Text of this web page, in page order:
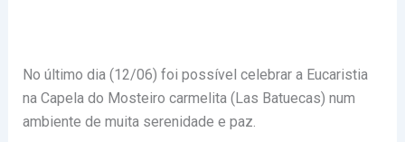
No último dia (12/06) foi possível celebrar a Eucaristia
na Capela do Mosteiro carmelita (Las Batuecas) num
ambiente de muita serenidade e paz.